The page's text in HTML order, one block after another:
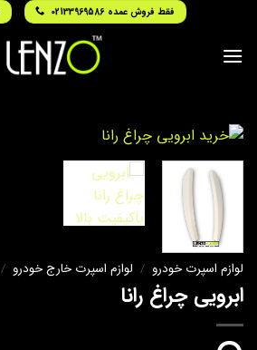
content
فقط فروش عمده 02133969586
لوازم اسپرت خودرو / لوازم اسپرت خارج خودرو /
ابرویی چراغ رانا